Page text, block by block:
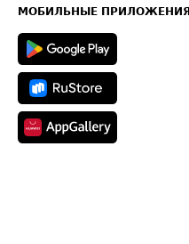
Техническая информация
МОБИЛЬНЫЕ ПРИЛОЖЕНИЯ